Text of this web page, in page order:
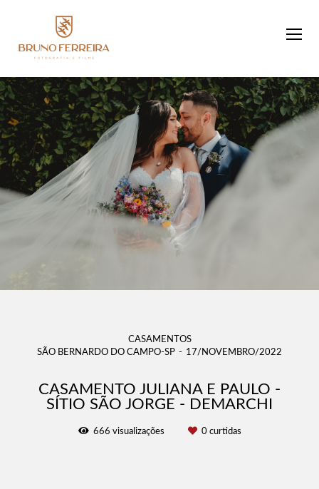
CASAMENTOS
SÃO BERNARDO DO CAMPO-SP
17/NOVEMBRO/2022
CASAMENTO JULIANA E PAULO -
SÍTIO SÃO JORGE - DEMARCHI
666 visualizações 0curtidas